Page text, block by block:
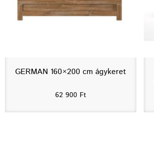
GERMAN 160×200 cm ágykeret
62 900 Ft